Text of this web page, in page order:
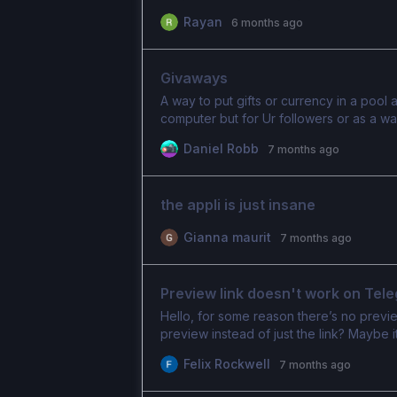
les semaines ou mois) 4) Réglage bugs
se diriger vers une application hyper
pour le chatting et envoyer les liens de
vraiment l’idéal pour être clairement la
haha. Mais voilà, je donne mes idées
Rayan 6 months ago
Givaways
A way to put gifts or currency in a pool
computer but for Ur followers or as a
Daniel Robb
7 months ago
the appli is just insane
Gianna maurit 7 months ago
Preview link doesn't work on
Hello, for some reason there’s no
preview instead of just the link? Maybe
Felix Rockwell
7 months ago